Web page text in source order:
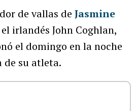
de vallas de Jasmine
el irlandés John Coghlan,
el domingo en la noche
de su atleta.